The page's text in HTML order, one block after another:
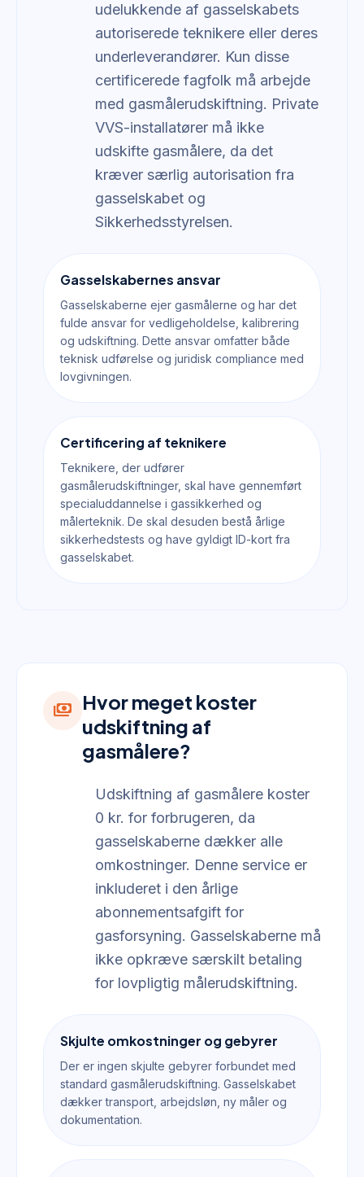
udelukkende af gasselskabets
autoriserede teknikere eller deres
underleverandører. Kun disse
certificerede fagfolk må arbejde
med gasmålerudskiftning. Private
VVS-installatører må ikke
udskifte gasmålere, da det
kræver særlig autorisation fra
gasselskabet og
Sikkerhedsstyrelsen.
Gasselskabernes ansvar
Gasselskaberne ejer gasmålerne og har det
fulde ansvar for vedligeholdelse, kalibrering
og udskiftning. Dette ansvar omfatter både
teknisk udførelse og juridisk compliance med
lovgivningen.
Certificering af teknikere
Teknikere, der udfører
gasmålerudskiftninger, skal have gennemført
specialuddannelse i gassikkerhed og
målerteknik. De skal desuden bestå årlige
sikkerhedstests og have gyldigt ID-kort fra
gasselskabet.
payments Hvor meget koster
udskiftning af
gasmålere?
Udskiftning af gasmålere koster
0 kr. for forbrugeren, da
gasselskaberne dækker alle
omkostninger. Denne service er
inkluderet i den årlige
abonnementsafgift for
gasforsyning. Gasselskaberne må
ikke opkræve særskilt betaling
for lovpligtig målerudskiftning.
Skjulte omkostninger og gebyrer
Der er ingen skjulte gebyrer forbundet med
standard gasmålerudskiftning. Gasselskabet
dækker transport, arbejdsløn, ny måler og
dokumentation.